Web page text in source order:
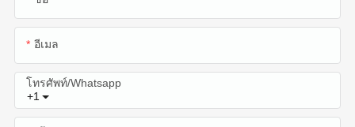
อีเมล
+1
โทรศัพท์/whatsapp